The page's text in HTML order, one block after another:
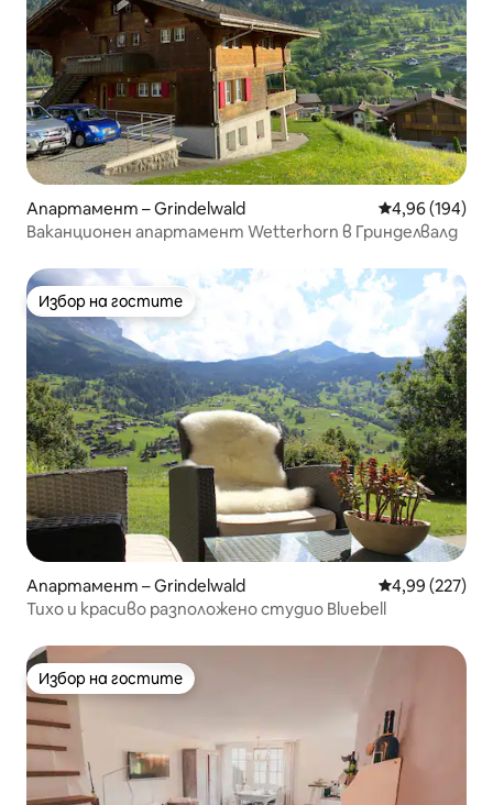
Апартамент – Grindelwald Средна
4,96 (194)
Ваканционен апартамент Wetterhorn в Гринделвалд
Избор на гостите
Избор на гостите
Апартамент – Grindelwald Средна
4,99 (227)
Тихо и красиво разположено студио Bluebell
Избор на гостите
Избор на гостите